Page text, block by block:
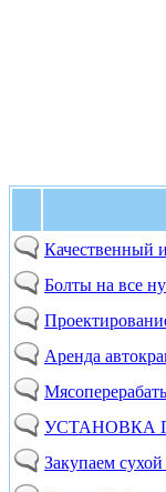
Качественный
Болты на все
Аренда
УСТАНОВКА
Закупаем